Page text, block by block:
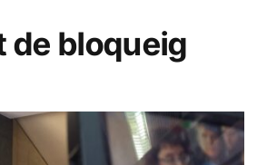
de bloqueig